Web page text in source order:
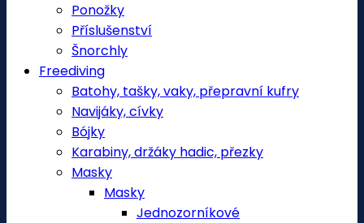
Ponožky
Příslušenství
Šnorchly
Freediving
Batohy, tašky, vaky, přepravní kufry
Navijáky, cívky
Bójky
Karabiny, držáky hadic, přezky
Masky
Masky
Jednozorníkové